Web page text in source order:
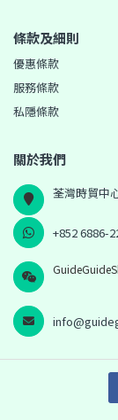
條款及細則
優惠條款
服務條款
私隱條款
關於我們
荃灣時貿中
+852 6886-